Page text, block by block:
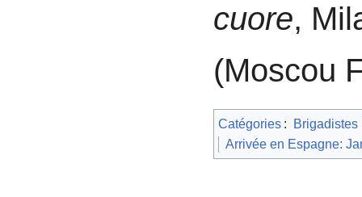
cuore,
(Moscou
Catégories :
Brigadistes
Arrivée en Espagne: